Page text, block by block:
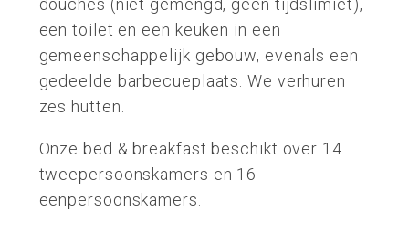
douches (niet gemengd, geen tijdslimiet),
een toilet en een keuken in een
gemeenschappelijk gebouw, evenals een
gedeelde barbecueplaats. We verhuren
zes hutten.
Onze bed & breakfast beschikt over 14
tweepersoonskamers en 16
eenpersoonskamers.